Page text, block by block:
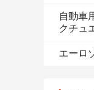
自動車
クチュ
エーロ